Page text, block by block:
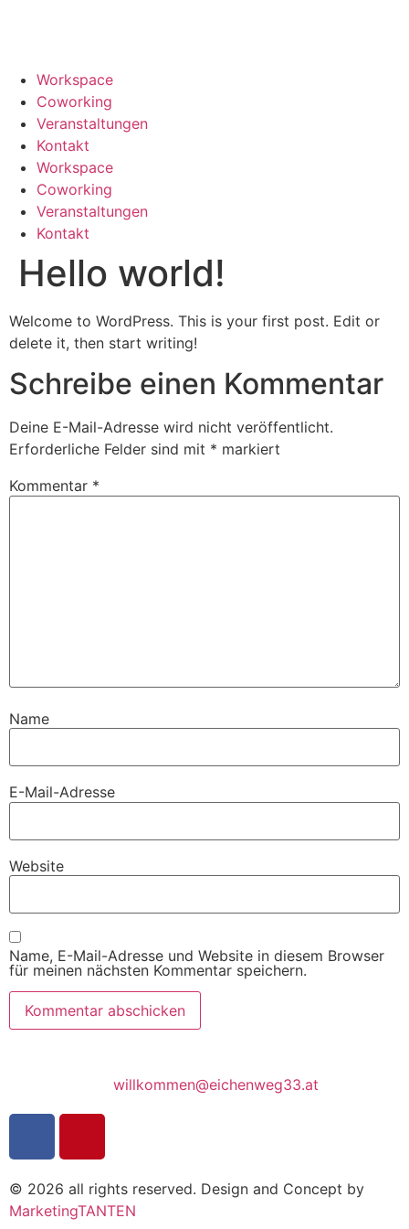
Workspace
Coworking
Veranstaltungen
Kontakt
Workspace
Coworking
Veranstaltungen
Kontakt
Hello world!
Welcome to WordPress. This is your first post. Edit or
delete it, then start writing!
Schreibe einen Kommentar
Deine E-Mail-Adresse wird nicht veröffentlicht.
Erforderliche Felder sind mit * markiert
Kommentar *
Name
E-Mail-Adresse
Website
Name, E-Mail-Adresse und Website in diesem Browser
für meinen nächsten Kommentar speichern.
willkommen@eichenweg33.at
© 2026 all rights reserved. Design and Concept by
MarketingTANTEN​